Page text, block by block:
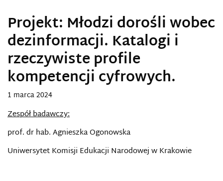
Projekt: Młodzi dorośli wobec
dezinformacji. Katalogi i
rzeczywiste profile
kompetencji cyfrowych.
1 marca 2024
Zespół badawczy:
prof. dr hab. Agnieszka Ogonowska
Uniwersytet Komisji Edukacji Narodowej w Krakowie